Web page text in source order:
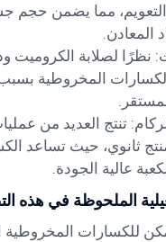
مما يضمن حجم
المعادن.
نظرًا لصلابة
المخروطية بسبب
تنتج العديد من
ثانوي، حيث تساعد
عالية الجودة.
الملحوظة في هذه
يمكن للكسارات المخروطية